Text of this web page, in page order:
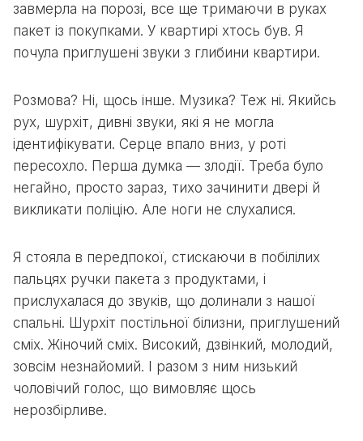
завмерла на порозі, все ще тримаючи в руках
пакет із покупками. У квартирі хтось був. Я
почула приглушені звуки з глибини квартири.
Розмова? Ні, щось інше. Музика? Теж ні. Якийсь
рух, шурхіт, дивні звуки, які я не могла
ідентифікувати. Серце впало вниз, у роті
пересохло. Перша думка — злодії. Треба було
негайно, просто зараз, тихо зачинити двері й
викликати поліцію. Але ноги не слухалися.
Я стояла в передпокої, стискаючи в побілілих
пальцях ручки пакета з продуктами, і
прислухалася до звуків, що долинали з нашої
спальні. Шурхіт постільної білизни, приглушений
сміх. Жіночий сміх. Високий, дзвінкий, молодий,
зовсім незнайомий. І разом з ним низький
чоловічий голос, що вимовляє щось
нерозбірливе.